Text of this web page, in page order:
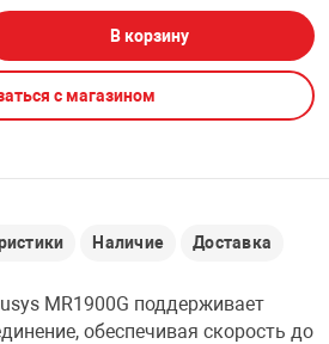
PCI АДАПТЕРЫ
USB
CD-DVD ДИСКИ
ЛЕНТА ДЛЯ
В корзину
с магазином
Наличие Доставка
MR1900G поддерживает
обеспечивая скорость до